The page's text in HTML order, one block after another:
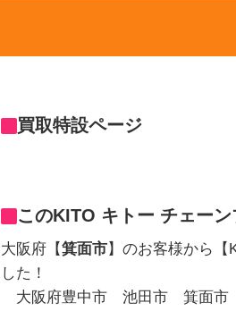
買取特設ページ
このKITO キトー チェー
大阪府【箕面市】のお客様から【
した！
大阪府豊中市 池田市 箕面市